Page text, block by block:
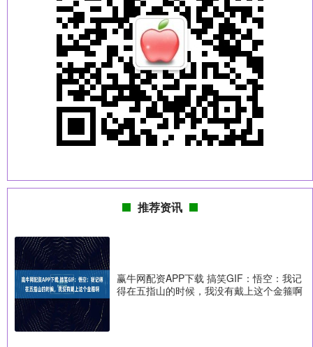
推荐资讯
赢牛网配资APP下载 搞笑GIF：悟空：我记
得在五指山的时候，我没有戴上这个金箍啊